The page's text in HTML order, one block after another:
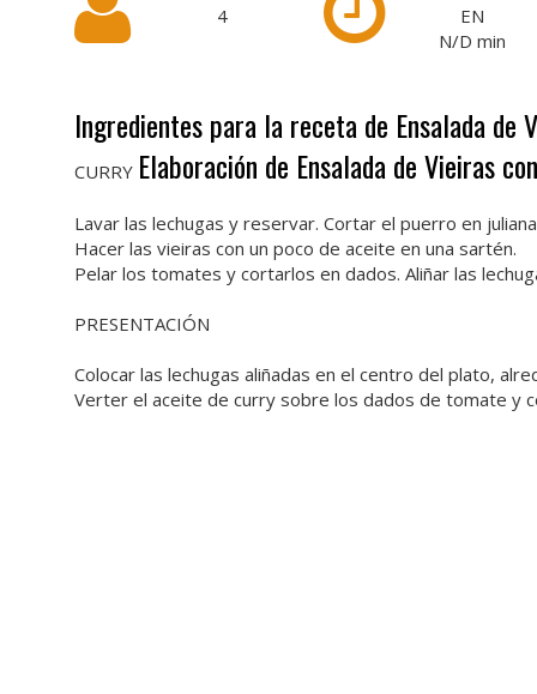
4
EN
N/D min
Ingredientes para la receta de Ensalada de
CURRY Elaboración de Ensalada de Vieiras
Lavar las lechugas y reservar. Cortar el puerro en
Hacer las vieiras con un poco de aceite en una sartén.
Pelar los tomates y cortarlos en dados. Aliñar las
PRESENTACIÓN
Colocar las lechugas aliñadas en el centro del plato,
Verter el aceite de curry sobre los dados de tomate y